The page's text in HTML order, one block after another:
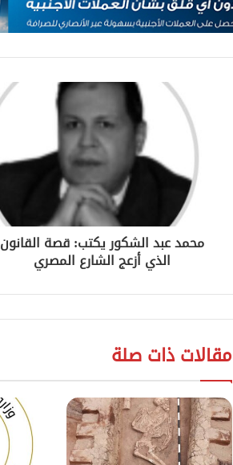
محمد عبد الشكور يكتب: قصة القانون
الذي أزعج الشارع المصري
مقالات ذات صلة